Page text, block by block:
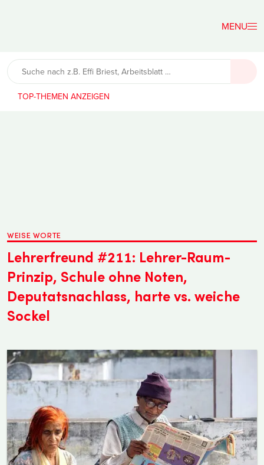
Lehrerfreund
TOP-THEMEN
WEISE WORTE
Lehrerfreund #211: Lehrer-Raum-
Prinzip, Schule ohne Noten,
Deputatsnachlass, harte vs. weiche
Sockel